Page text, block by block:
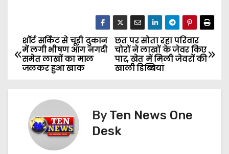
P
o
s
छत पर सोता रहा परिवार
चोरों ने लाखों के जेवर किए
पार, खेत में मिली जेवरों की
खाली डिब्बियां
शॉर्ट सर्किट से चूड़ी दुकान
में लगी भीषण आग नगदी
समेत लाखों का माल
जलकर हुआ खाक
ByTen News One
Desk